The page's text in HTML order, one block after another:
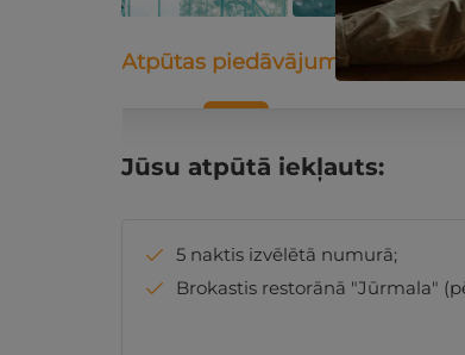
Atpūtas piedāvājums Apraksts
Jūsu atpūtā iekļauts:
5 naktis izvēlētā numurā;
Brokastis restorānā "Jūrmala"